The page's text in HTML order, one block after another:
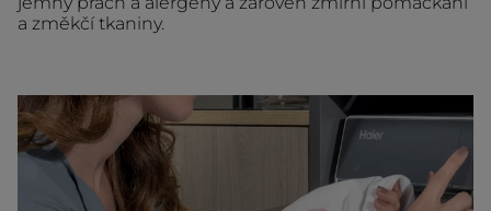
a změkčí tkaniny.